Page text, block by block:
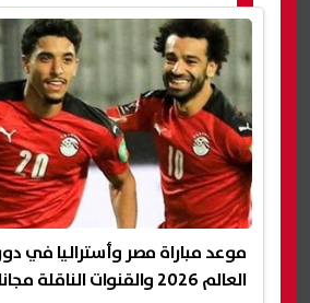
العالم 2026 والقنوات الناقلة مجانا